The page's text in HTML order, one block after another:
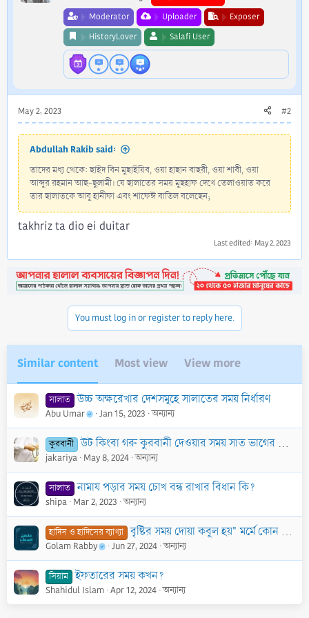
Moderator
Uploader
Exposer
HistoryLover
Salafi User
May 2, 2023 #2
Abdullah Rakib said:
তাদের মধ্য থেকে: ছাইদ বিন মুছাইয়িব, ওয়া হাছান বাছরী, ওয়া শাবী, ওয়া
আব্দুর রহমান আছ-ছুলামী। যে ছালাতের সময় মুছহাফ দেখে তেলাওয়াত করে
তার ছালাতকে আবু হানীফা এবং শাফেঈ বাতিল বলেছেন;
takhriz ta dio ei duitar
Last edited: May 2, 2023
You must log in or register to reply here.
Similar content Most view View more
সালাত উচ্চ অক্ষরেখার দেশসমূহে সালাতের সময় নির্ধারণ
Abu Umar Jan 15, 2023 অন্যান্য
কুরবানী উট কিংবা গরু কুরবানী দেওয়ার সময় সাত ভাগের কোনো ভাগে আক্বীকা উদ্দেশ্য করা
jakariya May 8, 2024 অন্যান্য
সালাত নামায পড়ার সময় চোখ বন্ধ রাখার বিধান কি?
shipa Mar 2, 2023 অন্যান্য
হাদিস ও হাদিসের ব্যাখ্যা বৃষ্টির সময় দোয়া কবুল হয়" মর্মে কোন সহিহ হাদিস নেই
Golam Rabby Jun 27, 2024 অন্যান্য
সিয়াম ইফতারের সময় কখন?
Shahidul Islam Apr 12, 2024 অন্যান্য